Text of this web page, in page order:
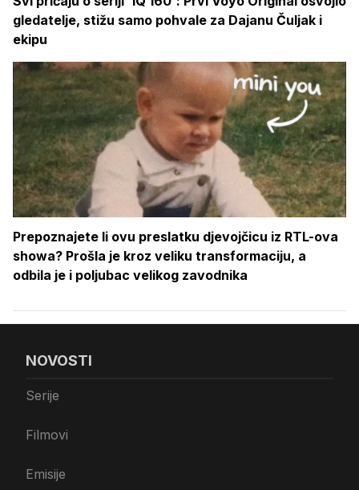
gledatelje, stižu samo pohvale za Dajanu Čuljak i
ekipu
Prepoznajete li ovu preslatku djevojčicu iz RTL-ova
showa? Prošla je kroz veliku transformaciju, a
odbila je i poljubac velikog zavodnika
NOVOSTI
Serije
Filmovi
Emisije